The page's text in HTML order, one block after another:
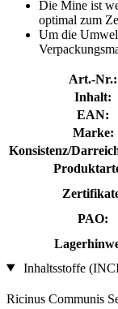
Die Mine ist
optimal zum
Um die
Art.-Nr.:
Inhalt:
EAN:
Marke:
Konsistenz/
PAO:
Inhaltsstoffe
Ricinus Communis